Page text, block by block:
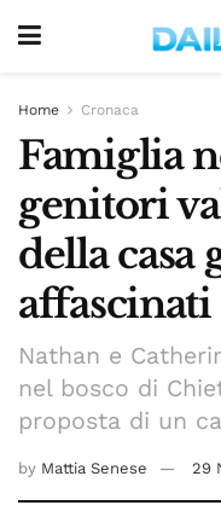
Home Cronaca
Famiglia
genitori
della casa
affascinati
Nathan e
nel bosco di
proposta di un
by Mattia Senese 29